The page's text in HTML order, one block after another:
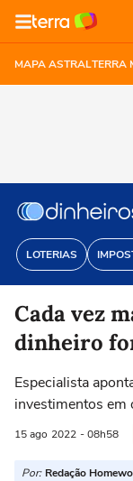
MAPA ASTRALTERRA
LOTERIAS
Cada vez
dinheiro
Especialista
investimentos em
15 ago 2022 - 08h58
Por: Redação